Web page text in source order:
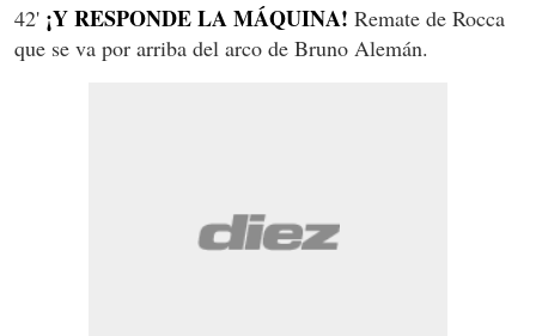
42' ¡Y RESPONDE LA MÁQUINA! Remate de Rocca
que se va por arriba del arco de Bruno Alemán.